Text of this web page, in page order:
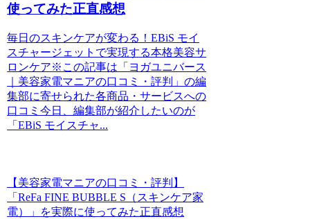
使ってみた正直感想
毎日のスキンケアが変わる！EBiS モイ
スチャージェットで実現する本格美容サ
ロンケア※この記事は「ヨガユニバース
｜美容家電マニアの口コミ・評判」の編
集部に寄せられた各商品・サービスへの
口コミ今日、編集部が紹介したいのが
「EBiS モイスチャ...
【美容家電マニアの口コミ・評判】
「ReFa FINE BUBBLE S（スキンケア家
電）」を実際に使ってみた正直感想